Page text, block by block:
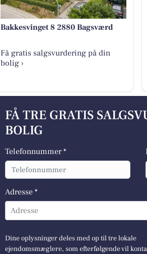
Bakkesvinget 8 2880 Bagsværd
Få gratis salgsvurdering på din
bolig ›
FÅ TRE GRATIS
BOLIG
Telefonnummer *
Adresse *
Adresse
Dine oplysninger deles med op til tre lokale
ejendomsmæglere, som efterfølgende vil